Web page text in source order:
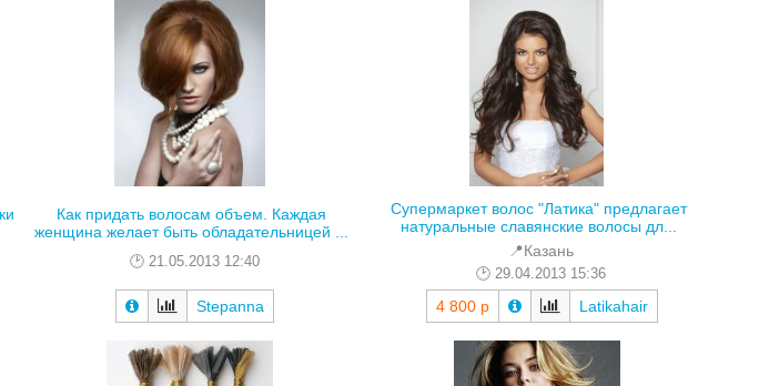
Как придать волосам объем. Каждая
женщина желает быть обладательницей ...
21.05.2013 12:40
Stepanna
Супермаркет волос "Латика" предлагает
натуральные славянские волосы дл...
📍Казань
29.04.2013 15:36
4 800 р Latikahair